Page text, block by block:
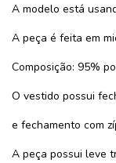
A modelo está
A peça é feita em
Composição: 95%
O vestido possui
e fechamento com
A peça possui leve